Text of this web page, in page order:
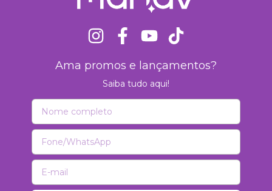
Ama promos e lançamentos?
Saiba tudo aqui!